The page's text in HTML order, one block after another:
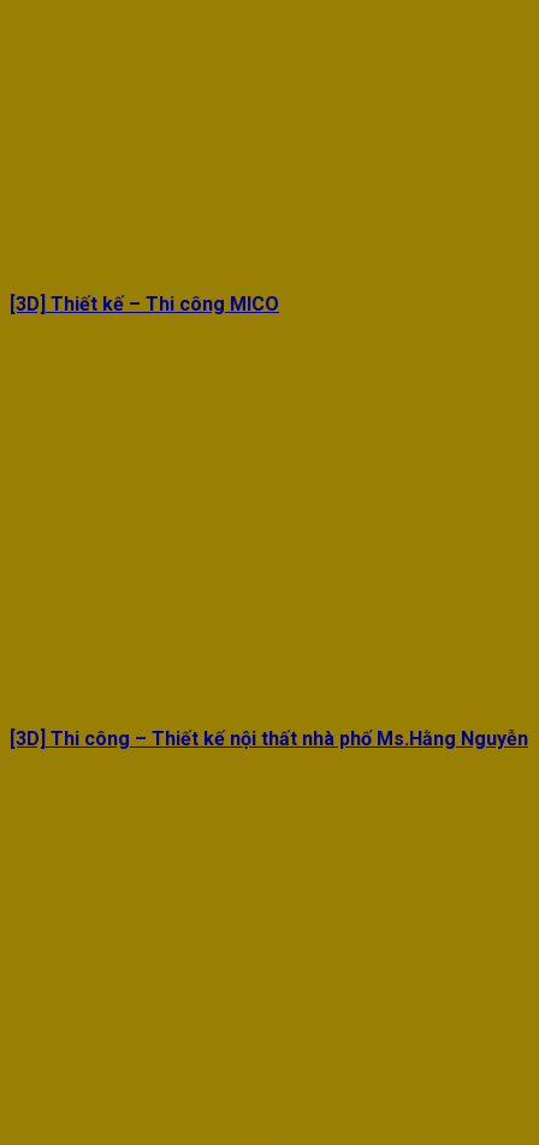
[3D] Thiết kế – Thi công MICO
[3D] Thi công – Thiết kế nội thất nhà phố Ms.Hằng Nguyễn